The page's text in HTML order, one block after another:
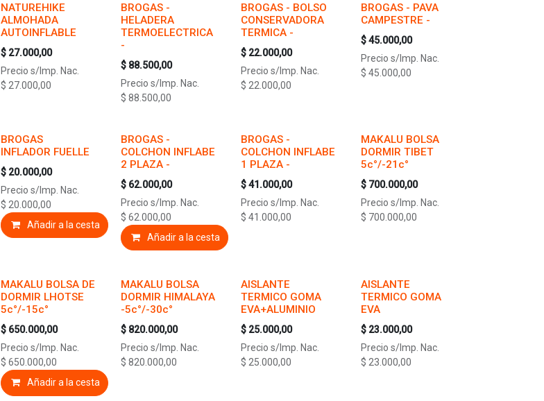
NATUREHIKE
ALMOHADA
AUTOINFLABLE
$ 27.000,00
Precio s/Imp. Nac.
$ 27.000,00
BROGAS -
HELADERA
TERMOELECTRICA
-
$ 88.500,00
Precio s/Imp. Nac.
$ 88.500,00
BROGAS - BOLSO
CONSERVADORA
TERMICA -
$ 22.000,00
Precio s/Imp. Nac.
$ 22.000,00
BROGAS - PAVA
CAMPESTRE -
$45.000,00
Precio s/Imp. Nac.
$ 45.000,00
BROGAS
INFLADOR FUELLE
$ 20.000,00
Precio s/Imp. Nac.
$ 20.000,00
Añadir a la cesta
BROGAS -
COLCHON INFLABE
2 PLAZA -
$ 62.000,00
Precio s/Imp. Nac.
$ 62.000,00
Añadir a la cesta
BROGAS -
COLCHON INFLABE
1 PLAZA -
$41.000,00
Precio s/Imp. Nac.
$ 41.000,00
MAKALU BOLSA
DORMIR TIBET
5c°/-21c°
$ 700.000,00
Precio s/Imp. Nac.
$ 700.000,00
MAKALU BOLSA DE
DORMIR LHOTSE
5c°/-15c°
$ 650.000,00
Precio s/Imp. Nac.
$ 650.000,00
Añadir a la cesta
MAKALU BOLSA
DORMIR HIMALAYA
-5c°/-30c°
$ 820.000,00
Precio s/Imp. Nac.
$ 820.000,00
AISLANTE
TERMICO GOMA
EVA+ALUMINIO
$ 25.000,00
Precio s/Imp. Nac.
$ 25.000,00
AISLANTE
TERMICO GOMA
EVA
$ 23.000,00
Precio s/Imp. Nac.
$ 23.000,00